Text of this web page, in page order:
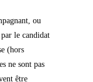
ou
le candidat
(hors
ne sont pas
être